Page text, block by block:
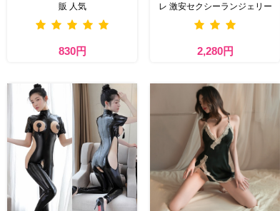
販 人気
830円
レ 激安セクシーランジェリー
2,280円